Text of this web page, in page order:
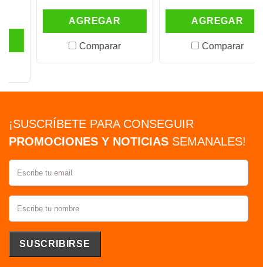
AGREGAR
Comparar
AGREGAR
Comparar
¡SUSCRÍBETE PARA CONSEGUIR
PROMOCIONES Y NOTICIAS SEMANALES!